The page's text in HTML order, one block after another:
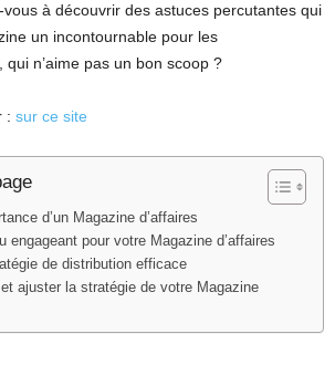
à découvrir des astuces percutantes qui
un incontournable pour les
qui n’aime pas un bon scoop ?
: sur ce site
d’un Magazine d’affaires
engageant pour votre Magazine d’affaires
de distribution efficace
ajuster la stratégie de votre Magazine